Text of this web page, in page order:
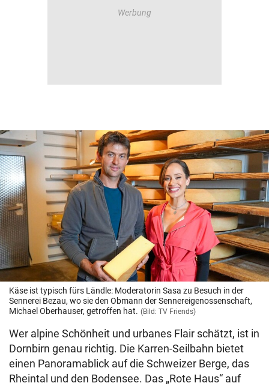
Käse ist typisch fürs Ländle: Moderatorin Sasa zu Besuch in der
Sennerei Bezau, wo sie den Obmann der Sennereigenossenschaft,
Michael Oberhauser, getroffen hat. (Bild: TV Friends)
Wer alpine Schönheit und urbanes Flair schätzt, ist in
Dornbirn genau richtig. Die Karren-Seilbahn bietet
einen Panoramablick auf die Schweizer Berge, das
Rheintal und den Bodensee. Das „Rote Haus“ auf